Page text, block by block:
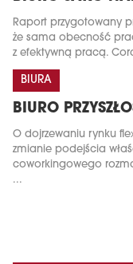
Raport przygotowany
że sama obecność
z efektywną pracą.
BIURA
BIURO
O dojrzewaniu rynku
zmianie podejścia
coworkingowego
...